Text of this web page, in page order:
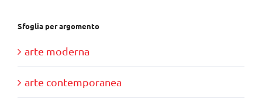
Sfoglia per argomento
arte moderna
arte contemporanea